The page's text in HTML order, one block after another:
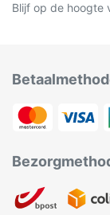
Blijf op de hoogte